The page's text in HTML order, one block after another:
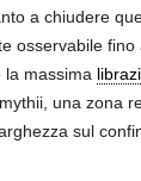
a chiudere
osservabile
la massima
una zona
sul